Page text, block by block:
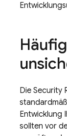
Die Security
Entwicklung
sollten vor